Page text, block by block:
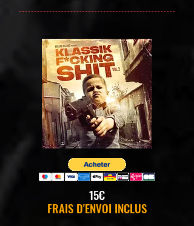
15€
FRAIS D'ENVOI INCLUS